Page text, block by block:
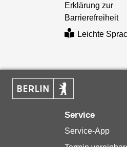
Erklärung zur
Barrierefreiheit
Leichte
Service
Service-App